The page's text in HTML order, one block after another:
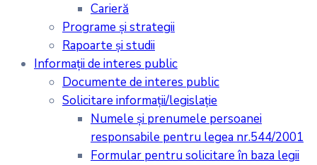
Carieră
Programe și strategii
Rapoarte și studii
Informații de interes public
Documente de interes public
Solicitare informații/legislație
Numele și prenumele persoanei
responsabile pentru legea nr.544/2001
Formular pentru solicitare în baza legii